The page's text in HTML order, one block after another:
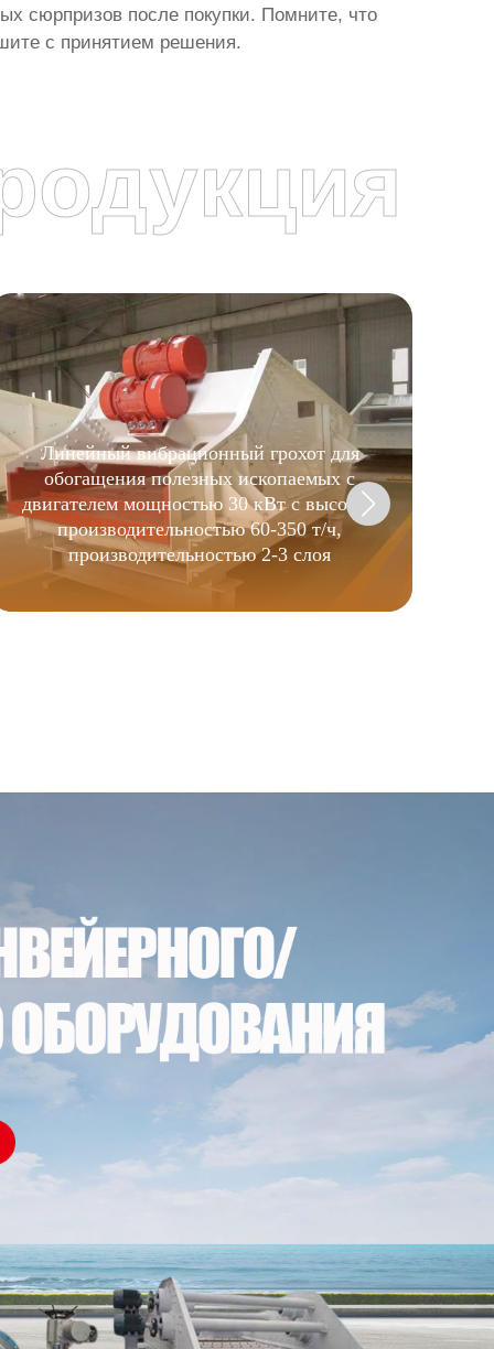
сюрпризов после покупки. Помните, что
с принятием решения.
Линейный вибрационный грохот для
обогащения полезных ископаемых с
двигателем мощностью 30 кВт с высокой
производительностью 60-350 т/ч,
производительностью 2-3 слоя